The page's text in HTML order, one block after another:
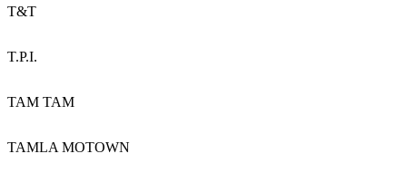
T&T
T.P.I.
TAM TAM
TAMLA MOTOWN